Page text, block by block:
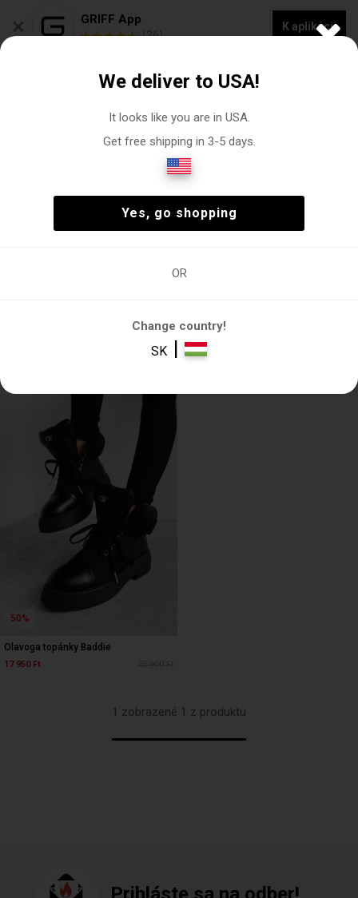
× GRIFF App
(26)
K aplikácii
Dámske tenisky
Vychádzková obuv
FILTRE
50%
Olavoga topánky Baddie
17 950 Ft
1 zobrazené 1 z produktu
We deliver to USA!
It looks like you are in USA.
Get free shipping in 3-5 days.
Yes, go shopping
OR
Change country!
SK |